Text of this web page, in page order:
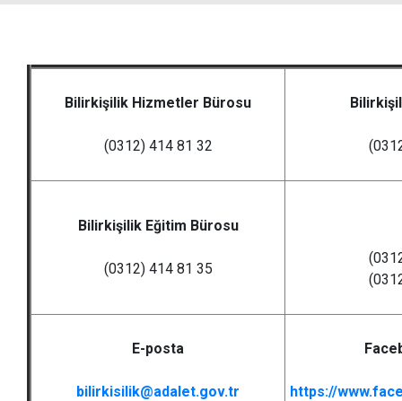
Bilirkişilik Hizmetler Bürosu
(0312) 414 81 32
Bilirkişilik Eğitim Bürosu
(0312) 414 81 35
E-posta
bilirkisilik@adalet.gov.tr https://